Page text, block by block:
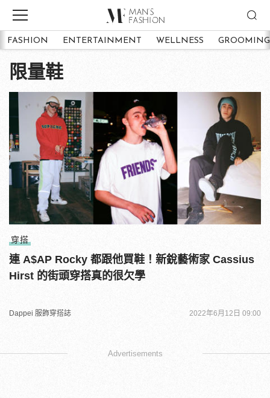
FASHION ENTERTAINMENT WELLNESS GROOMING
限量鞋
穿搭
連 A$AP Rocky 都跟他買鞋！新銳藝術家 Cassius
Hirst 的街頭穿搭真的很欠學
Dappei 服飾穿搭誌 2022年6月12日 09:00
Advertisements